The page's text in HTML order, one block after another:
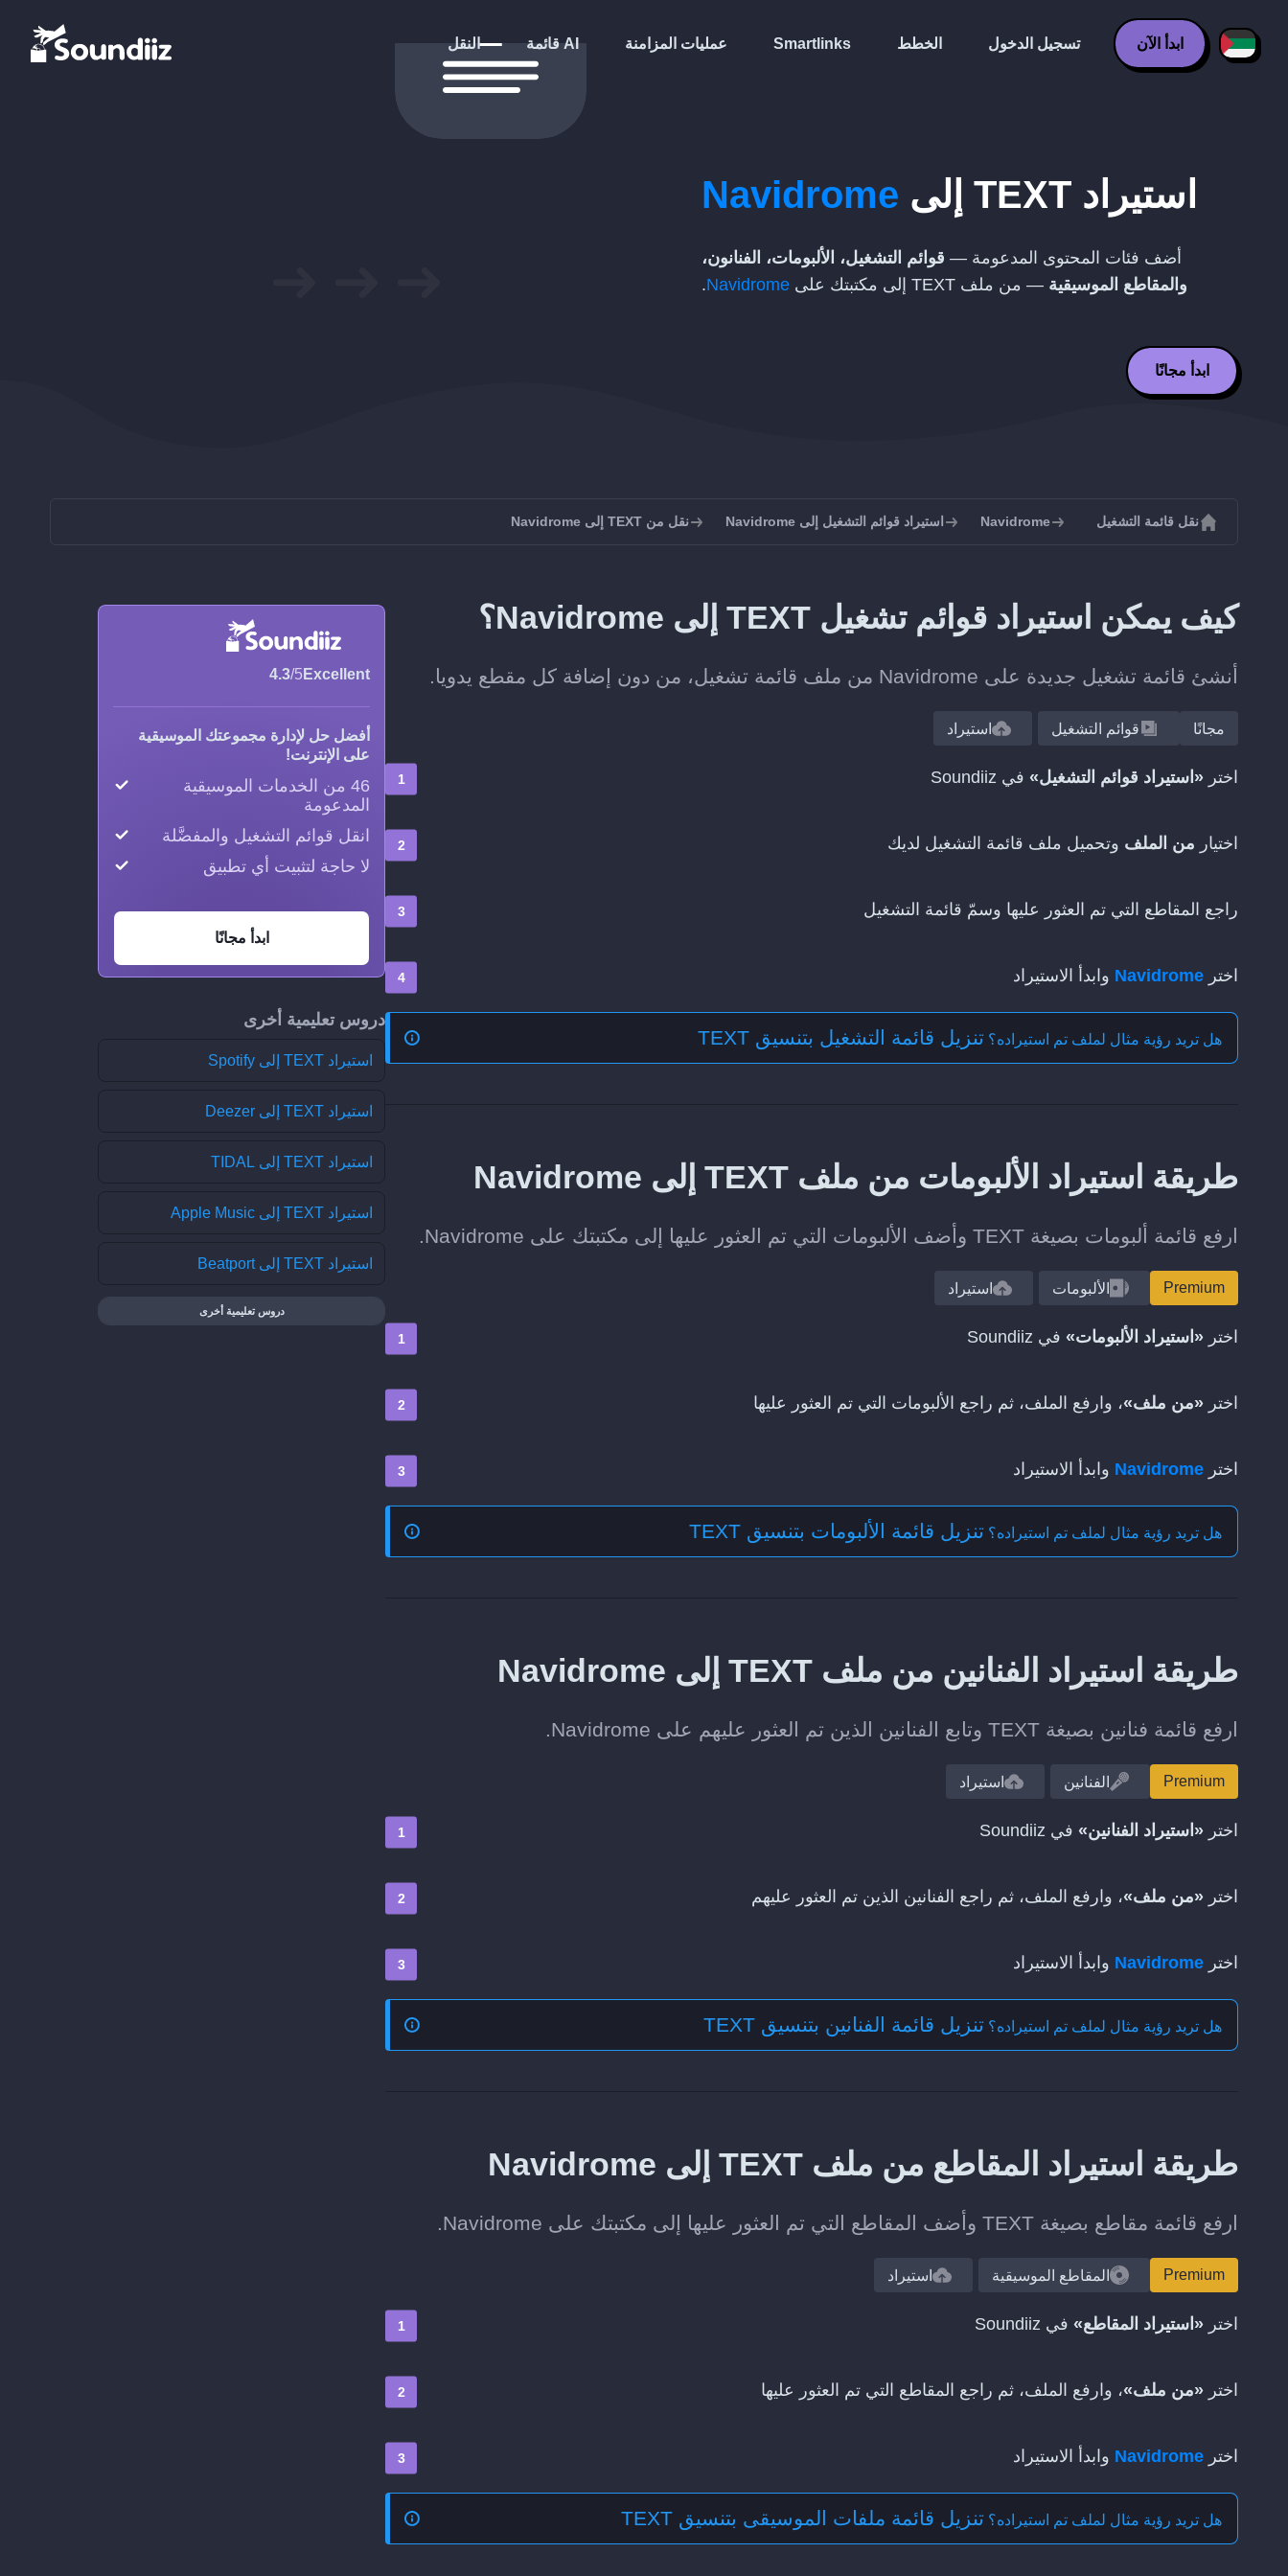
النقل قائمة AI عمليات المزامنة Smartlinks الخطط تسجيل الدخول ابدأ الآن
استيراد TEXT إلى Navidrome
أضف فئات المحتوى المدعومة — قوائم التشغيل، الألبومات، الفنانون،
والمقاطع الموسيقية — من ملف TEXT إلى مكتبتك على Navidrome
.
ابدأ مجانًا
نقل قائمة التشغيل Navidrome استيراد قوائم التشغيل إلى Navidrome نقل من TEXT إلى Navidrome
كيف يمكن استيراد قوائم تشغيل TEXT إلى Navidrome؟
أنشئ قائمة تشغيل جديدة على Navidrome من ملف قائمة تشغيل، من دون إضافة كل مقطع يدويا.
مجانًا قوائم التشغيل استيراد
اختر «استيراد قوائم التشغيل» في Soundiiz
اختيار من الملف وتحميل ملف قائمة التشغيل لديك
راجع المقاطع التي تم العثور عليها وسمّ قائمة التشغيل
اختر Navidrome وابدأ الاستيراد
هل تريد رؤية مثال لملف تم استيراده؟ تنزيل قائمة التشغيل بتنسيق TEXT
طريقة استيراد الألبومات من ملف TEXT إلى Navidrome
ارفع قائمة ألبومات بصيغة TEXT وأضف الألبومات التي تم العثور عليها إلى مكتبتك على Navidrome.
Premium الألبومات استيراد
اختر «استيراد الألبومات» في Soundiiz
اختر «من ملف»، وارفع الملف، ثم راجع الألبومات التي تم العثور عليها
اختر Navidrome وابدأ الاستيراد
هل تريد رؤية مثال لملف تم استيراده؟ تنزيل قائمة الألبومات بتنسيق TEXT
طريقة استيراد الفنانين من ملف TEXT إلى Navidrome
ارفع قائمة فنانين بصيغة TEXT وتابع الفنانين الذين تم العثور عليهم على Navidrome.
Premium الفنانين استيراد
اختر «استيراد الفنانين» في Soundiiz
اختر «من ملف»، وارفع الملف، ثم راجع الفنانين الذين تم العثور عليهم
اختر Navidrome وابدأ الاستيراد
هل تريد رؤية مثال لملف تم استيراده؟ تنزيل قائمة الفنانين بتنسيق TEXT
طريقة استيراد المقاطع من ملف TEXT إلى Navidrome
ارفع قائمة مقاطع بصيغة TEXT وأضف المقاطع التي تم العثور عليها إلى مكتبتك على Navidrome.
Premium المقاطع الموسيقية استيراد
اختر «استيراد المقاطع» في Soundiiz
اختر «من ملف»، وارفع الملف، ثم راجع المقاطع التي تم العثور عليها
اختر Navidrome وابدأ الاستيراد
هل تريد رؤية مثال لملف تم استيراده؟ تنزيل قائمة ملفات الموسيقى بتنسيق TEXT
Excellent
4.3/5
أفضل حل لإدارة مجموعتك الموسيقية
على الإنترنت!
46 من الخدمات الموسيقية
المدعومة
انقل قوائم التشغيل والمفضَّلة
لا حاجة لتثبيت أي تطبيق
ابدأ مجانًا
دروس تعليمية أخرى
استيراد TEXT إلى Spotify
استيراد TEXT إلى Deezer
استيراد TEXT إلى TIDAL
استيراد TEXT إلى Apple Music
استيراد TEXT إلى Beatport
دروس تعليمية أخرى